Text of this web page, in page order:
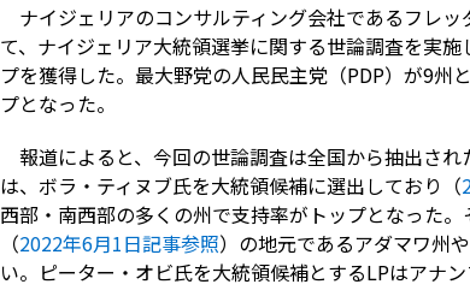
ナイジェリアのコンサルティング会社であるフレ
て、ナイジェリア大統領選挙に関する世論調査を実
プを獲得した。最大野党の人民民主党（PDP）が9州
プとなった。
報道によると、今回の世論調査は全国から抽出さ
は、ボラ・ティヌブ氏を大統領候補に選出しており（
西部・南西部の多くの州で支持率がトップとなった
（2022年6月1日記事参照）の地元であるアダマワ州
い。ピーター・オビ氏を大統領候補とするLPはアナ